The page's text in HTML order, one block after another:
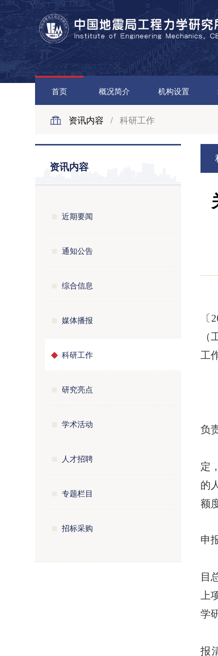
首页 概况简介 机构设置
资讯内容 / 科研工作
资讯内容
近期要闻
通知公告
综合信息
媒体播报
科研工作
研究亮点
学术活动
人才招聘
专题栏目
招标采购
工
负
定
的
额
申
目
上
学
报